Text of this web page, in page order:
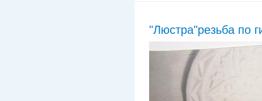
"Люстра"резьба по